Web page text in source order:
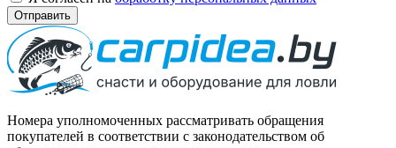
Отправить
Номера уполномоченных рассматривать обращения
покупателей в соответствии с законодательством об